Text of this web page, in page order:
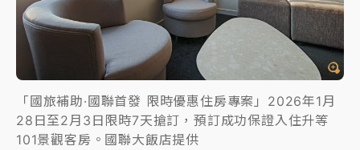
「國旅補助·國聯首發 限時優惠住房專案」2026年1月
28日至2月3日限時7天搶訂，預訂成功保證入住升等
101景觀客房。國聯大飯店提供